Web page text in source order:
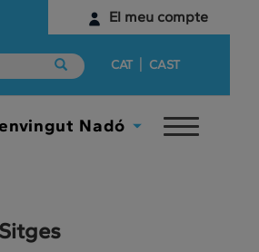
El meu compte
Identifica't
Comença aquí
CAT | CAST
Nadó
Toggle